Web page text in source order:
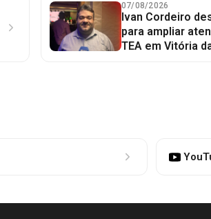
07/08/2026
Ivan Cordeiro
para ampliar
TEA em Vitória